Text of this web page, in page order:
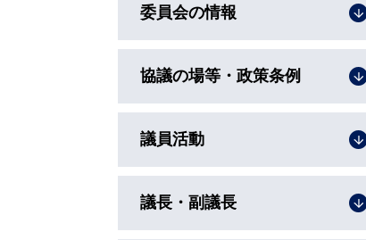
委員会の情報
協議の場等・政策条例
議員活動
議長・副議長